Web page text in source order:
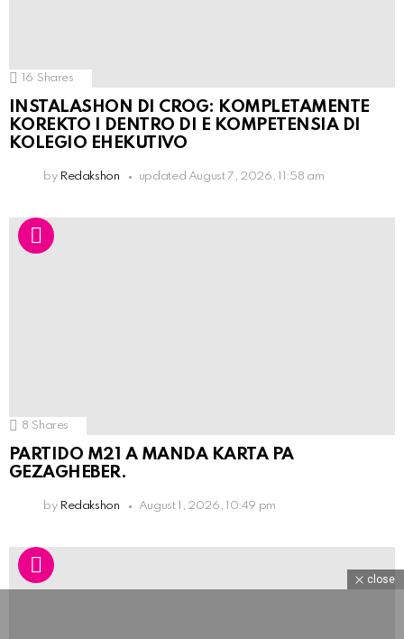
16 Shares
INSTALASHON DI CROG: KOMPLETAMENTE
KOREKTO I DENTRO DI E KOMPETENSIA DI
KOLEGIO EHEKUTIVO
by Redakshon updated August 7, 2026, 11:58 am
8 Shares
PARTIDO M21 A MANDA KARTA PA
GEZAGHEBER.
by Redakshon August 1, 2026, 10:49 pm
close